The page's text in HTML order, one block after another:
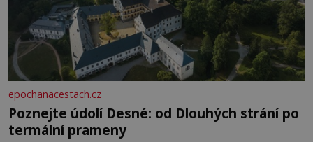
epochanacestach.cz
Poznejte údolí Desné: od Dlouhých strání po
termální prameny